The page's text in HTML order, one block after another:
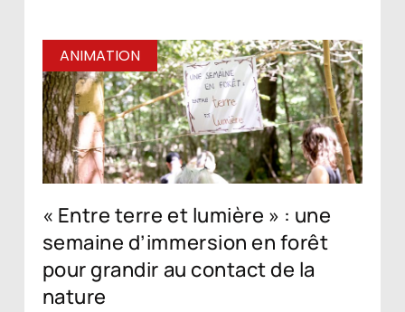
ANIMATION
« Entre terre et lumière » : une
semaine d’immersion en forêt
pour grandir au contact de la
nature